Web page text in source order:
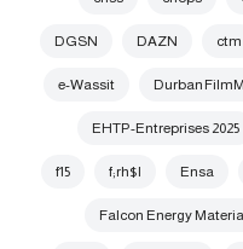
ctm
DAZN
DGSN
Durban
e-Wassit
EHTP-Entreprises 2025
Ensa
f;rh$l
f15
Falcon Energy